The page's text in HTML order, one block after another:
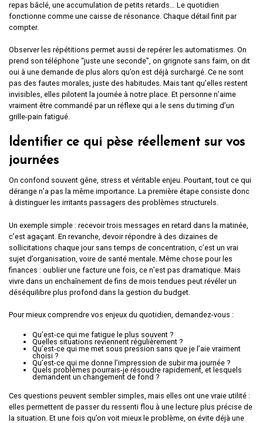
repas bâclé, une accumulation de petits retards… Le quotidien
fonctionne comme une caisse de résonance. Chaque détail finit par
compter.
Observer les répétitions permet aussi de repérer les automatismes. On
prend son téléphone “juste une seconde”, on grignote sans faim, on dit
oui à une demande de plus alors qu’on est déjà surchargé. Ce ne sont
pas des fautes morales, juste des habitudes. Mais tant qu’elles restent
invisibles, elles pilotent la journée à notre place. Et personne n’aime
vraiment être commandé par un réflexe qui a le sens du timing d’un
grille-pain fatigué.
Identifier ce qui pèse réellement sur vos
journées
On confond souvent gêne, stress et véritable enjeu. Pourtant, tout ce qui
dérange n’a pas la même importance. La première étape consiste donc
à distinguer les irritants passagers des problèmes structurels.
Un exemple simple : recevoir trois messages en retard dans la matinée,
c’est agaçant. En revanche, devoir répondre à des dizaines de
sollicitations chaque jour sans temps de concentration, c’est un vrai
sujet d’organisation, voire de santé mentale. Même chose pour les
finances : oublier une facture une fois, ce n’est pas dramatique. Mais
vivre dans un enchaînement de fins de mois tendues peut révéler un
déséquilibre plus profond dans la gestion du budget.
Pour mieux comprendre vos enjeux du quotidien, demandez-vous :
Qu’est-ce qui me fatigue le plus souvent ?
Quelles situations reviennent régulièrement ?
Qu’est-ce qui me met sous pression sans que je l’aie vraiment
choisi ?
Qu’est-ce qui me donne l’impression de subir ma journée ?
Quels problèmes pourrais-je résoudre rapidement, et lesquels
demandent un changement de fond ?
Ces questions peuvent sembler simples, mais elles ont une vraie utilité :
elles permettent de passer du ressenti flou à une lecture plus précise de
la situation. Et une fois qu’on voit mieux le problème, on évite déjà une